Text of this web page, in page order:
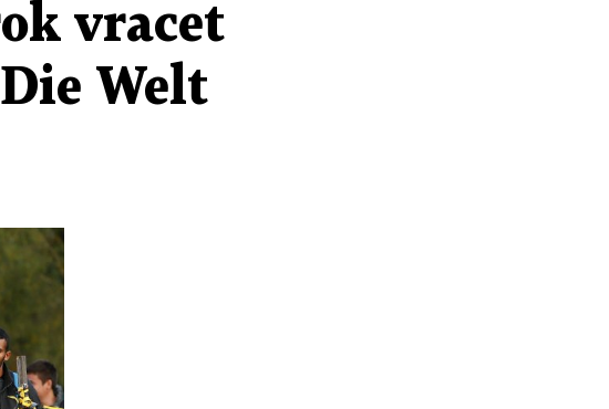
vracet
Welt